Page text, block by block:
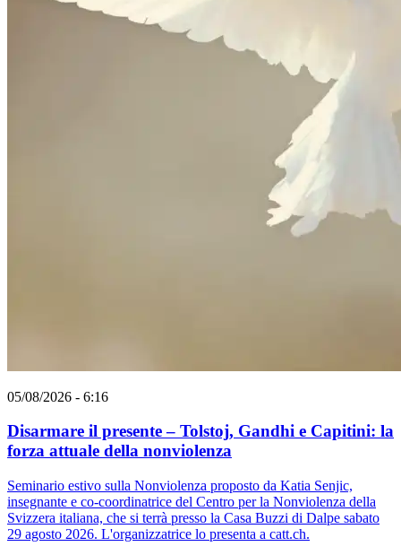
05/08/2026 - 6:16
Disarmare il presente – Tolstoj, Gandhi e Capitini: la
forza attuale della nonviolenza
Seminario estivo sulla Nonviolenza proposto da Katia Senjic,
insegnante e co-coordinatrice del Centro per la Nonviolenza della
Svizzera italiana, che si terrà presso la Casa Buzzi di Dalpe sabato
29 agosto 2026. L'organizzatrice lo presenta a catt.ch.